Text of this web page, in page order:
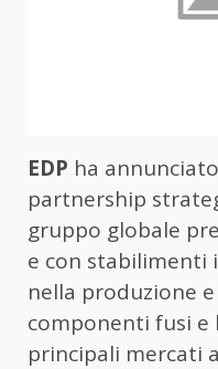
EDP ha
partnership
gruppo globale
e con
nella produzione
componenti fusi
principali mercati